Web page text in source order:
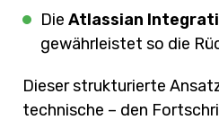
Die Atlassian
gewährleistet so die
Dieser strukturierte
technische – den